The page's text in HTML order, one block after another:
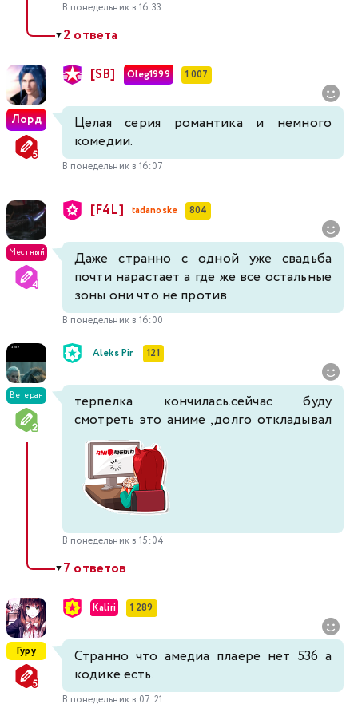
В понедельник в 16:33
▼2 ответа
Лорд
[SB] Oleg1999 1 007
Целая серия романтика и немного
комедии.
В понедельник в 16:07
Местный
[F4L] tadanoske 804
Даже странно с одной уже свадьба
почти нарастает а где же все остальные
зоны они что не против
В понедельник в 16:00
Ветеран
Aleks Pir 121
терпелка кончилась.сейчас буду
смотреть это аниме ,долго откладывал
В понедельник в 15:04
▼7 ответов
Гуру
Kaliri 1 289
Странно что амедиа плаере нет 536 а
кодике есть.
В понедельник в 07:21